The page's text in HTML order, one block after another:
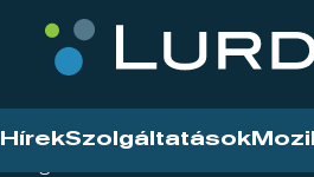
HírekSzolgáltatások Mozi